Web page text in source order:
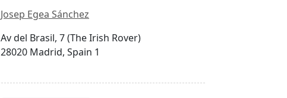
Josep Egea Sánchez
Av del Brasil, 7 (The Irish Rover)
28020 Madrid, Spain 1